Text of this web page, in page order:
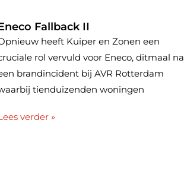
Fallback II
heeft Kuiper en Zonen een
rol vervuld voor Eneco, ditmaal na
brandincident bij AVR Rotterdam
tienduizenden woningen
verder »